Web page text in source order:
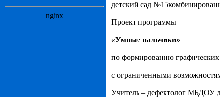
детский сад
Проект программы
«Умные пальчики»
по формированию графических
с ограниченными
Учитель – дефектолог МБДОУ